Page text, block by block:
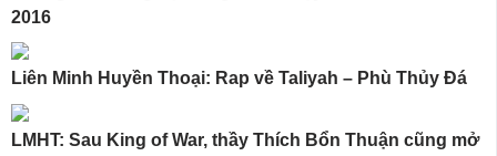
2016
Liên Minh Huyền Thoại: Rap về Taliyah – Phù Thủy Đá
LMHT: Sau King of War, thầy Thích Bổn Thuận cũng mở